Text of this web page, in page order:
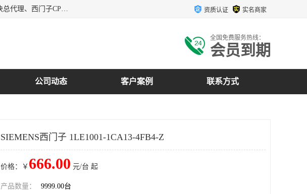
上海诗幕自动化设备有限公司是一家西门子授权分销商；主要负责：德国西门子模块代理商、西门子PLC模块总代理、西门子CPU模块代理商、西门子电缆代理、西门子触摸屏变频器总代理等专销售西门子各系列产品；实体公司，诚信经营，价格优势，品质保证，库存量大，供应！ 资质认证 实名商家
全国免费服务热线：
会员到期
公司动态 客户案例 联系方式
SIEMENS西门子 1LE1001-1CA13-4FB4-Z
价格：￥ 666.00 元/台 起
产品数量： 9999.00台